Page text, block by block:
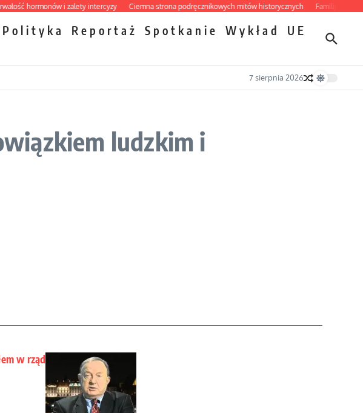
hormonów i zalety intercyzy Ciemna strona podręcznikowych mitów historycznych Familijny spór o
Polityka Reportaż Spotkanie Wykład
UE
7 sierpnia 2026
ludzkim i
w rząd